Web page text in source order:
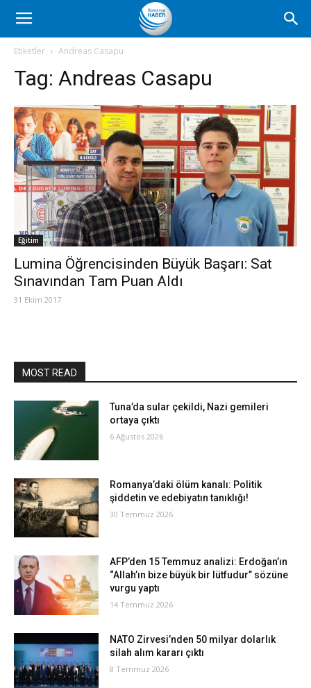
Romanya
Haber
Etiketler Andreas Casapu
Tag: Andreas Casapu
Eğitim
Lumina Öğrencisinden Büyük Başarı: Sat
Sınavından Tam Puan Aldı
31 Ekim 2017
MOST READ
Tuna’da sular çekildi, Nazi gemileri
ortaya çıktı
6 Ağustos 2026
Romanya’daki ölüm kanalı: Politik
şiddetin ve edebiyatın tanıklığı!
30 Temmuz 2026
AFP’den 15 Temmuz analizi: Erdoğan’ın
“Allah’ın bize büyük bir lütfudur” sözüne
vurgu yaptı
14 Temmuz 2026
NATO Zirvesi’nden 50 milyar dolarlık
silah alım kararı çıktı
8 Temmuz 2026